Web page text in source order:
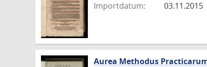
Importdatum:
03.11.2015
Aurea Methodus